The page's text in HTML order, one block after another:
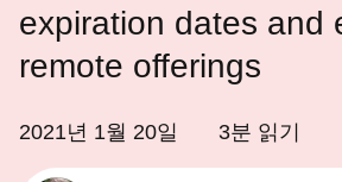
expiration dates and
remote offerings
2021년 1월 20일 3분 읽기